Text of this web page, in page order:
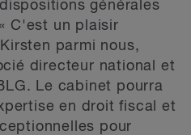
générales
C'est un plaisir
parmi nous,
directeur national et
Le cabinet pourra
en droit fiscal et
pour